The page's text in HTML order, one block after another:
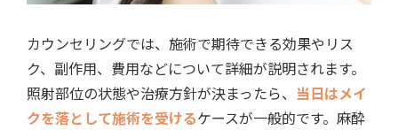
カウンセリングでは、施術で期待できる効果やリス
ク、副作用、費用などについて詳細が説明されます。
照射部位の状態や治療方針が決まったら、 当日はメイ
クを落として施術を受けるケースが一般的です。麻酔